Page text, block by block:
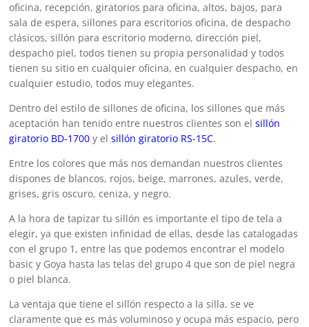
oficina, recepción, giratorios para oficina, altos, bajos, para
sala de espera, sillones para escritorios oficina, de despacho
clásicos, sillón para escritorio moderno, dirección piel,
despacho piel, todos tienen su propia personalidad y todos
tienen su sitio en cualquier oficina, en cualquier despacho, en
cualquier estudio, todos muy elegantes.
Dentro del estilo de sillones de oficina, los sillones que más
aceptación han tenido entre nuestros clientes son elsillón
giratorio BD-1700 y elsillón giratorio RS-15C.
Entre los colores que más nos demandan nuestros clientes
dispones de blancos, rojos, beige, marrones, azules, verde,
grises, gris oscuro, ceniza, y negro.
A la hora de tapizar tu sillón es importante el tipo de tela a
elegir, ya que existen infinidad de ellas, desde las catalogadas
con el grupo 1, entre las que podemos encontrar el modelo
basic y Goya hasta las telas del grupo 4 que son de piel negra
o piel blanca.
La ventaja que tiene el sillón respecto a la silla, se ve
claramente que es más voluminoso y ocupa más espacio, pero